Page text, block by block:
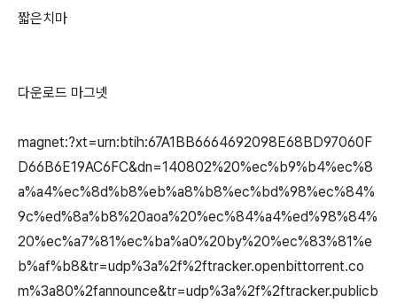
짧은치마
다운로드 마그넷
magnet:?xt=urn:btih:67A1BB6664692098E68BD97060F
D66B6E19AC6FC&dn=140802%20%ec%b9%b4%ec%8
a%a4%ec%8d%b8%eb%a8%b8%ec%bd%98%ec%84%
9c%ed%8a%b8%20aoa%20%ec%84%a4%ed%98%84%
20%ec%a7%81%ec%ba%a0%20by%20%ec%83%81%e
b%af%b8&tr=udp%3a%2f%2ftracker.openbittorrent.co
m%3a80%2fannounce&tr=udp%3a%2f%2ftracker.publicb